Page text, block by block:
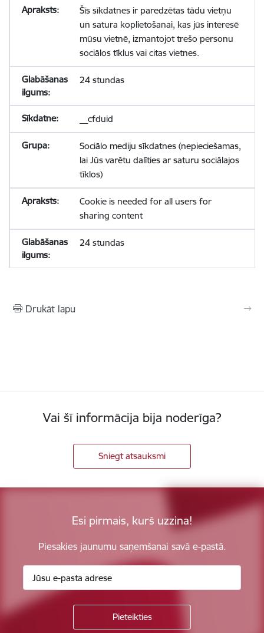
Šīs sīkdatnes ir paredzētas tādu vietņu
un satura koplietošanai, kas jūs interesē
mūsu vietnē, izmantojot trešo personu
sociālos tīklus vai citas vietnes.
24 stundas
__cfduid
Sociālo mediju sīkdatnes (nepieciešamas,
lai Jūs varētu dalīties ar saturu sociālajos
tīklos)
Cookie is needed for all users for
sharing content
24 stundas
Drukāt lapu
Vai šī informācija bija noderīga?
Sniegt atsauksmi
Esi pirmais, kurš uzzina!
Piesakies jaunumu saņemšanai savā e-pastā.